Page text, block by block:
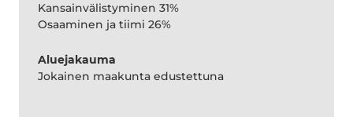
Kansainvälistyminen 31%
Osaaminen ja tiimi 26%
Aluejakauma
Jokainen maakunta edustettuna